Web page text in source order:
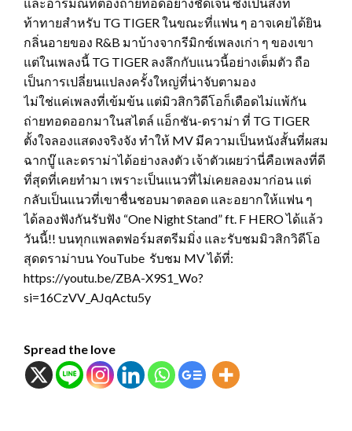
ท้าทายสำหรับ TG TIGER ในขณะที่แฟน ๆ อาจเคยได้ยิน
กลิ่นอายของ R&B มาบ้างจากรีมิกซ์เพลงเก่า ๆ ของเขา
แต่ในเพลงนี้ TG TIGER ลงลึกกับแนวนี้อย่างเต็มตัว ถือ
เป็นการเปลี่ยนแปลงครั้งใหญ่ที่น่าจับตามอง
ไม่ใช่แค่เพลงที่เข้มข้น แต่มิวสิกวิดีโอก็เดือดไม่แพ้กัน
ถ่ายทอดออกมาในสไตล์ แอ็กชัน-ดราม่า ที่ TG TIGER
ตั้งใจลองแสดงจริงจัง ทำให้ MV มีความเป็นหนังสั้นที่ผสม
ฉากบู๊ และดราม่าได้อย่างลงตัว เจ้าตัวเผยว่านี่คือเพลงที่ดี
ที่สุดที่เคยทำมา เพราะเป็นแนวที่ไม่เคยลองมาก่อน แต่
กลับเป็นแนวที่เขาชื่นชอบมาตลอด และอยากให้แฟน ๆ
ได้ลองฟังกันรับฟัง “One Night Stand” ft. F HERO ได้แล้ว
วันนี้!! บนทุกแพลตฟอร์มสตรีมมิ่ง และรับชมมิวสิกวิดีโอ
สุดดราม่าบน YouTube รับชม MV ได้ที่:
https://youtu.be/ZBA-X9S1_Wo?
si=16CzVV_AJqActu5y
Spread the love